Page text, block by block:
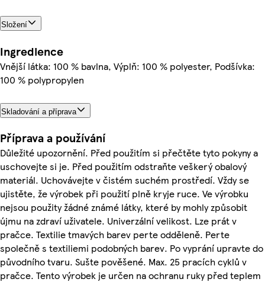
Složení
Ingredience
Vnější látka: 100 % bavlna, Výplň: 100 % polyester, Podšívka:
100 % polypropylen
Skladování a příprava
Příprava a používání
Důležité upozornění. Před použitím si přečtěte tyto pokyny a
uschovejte si je. Před použitím odstraňte veškerý obalový
materiál. Uchovávejte v čistém suchém prostředí. Vždy se
ujistěte, že výrobek při použití plně kryje ruce. Ve výrobku
nejsou použity žádné známé látky, které by mohly způsobit
újmu na zdraví uživatele. Univerzální velikost. Lze prát v
pračce. Textilie tmavých barev perte odděleně. Perte
společně s textiliemi podobných barev. Po vyprání upravte do
původního tvaru. Sušte pověšené. Max. 25 pracích cyklů v
pračce. Tento výrobek je určen na ochranu ruky před teplem